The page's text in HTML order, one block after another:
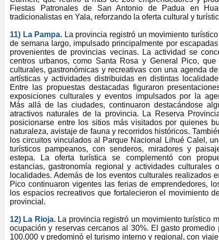
Fiestas Patronales de San Antonio de Padua en
tradicionalistas en Yala, reforzando la oferta cultural y
11) La Pampa. La provincia registró un movimiento
de semana largo, impulsado principalmente por
provenientes de provincias vecinas. La actividad se
centros urbanos, como Santa Rosa y General Pico, que
culturales, gastronómicas y recreativas con una agenda
artísticas y actividades distribuidas en distintas
Entre las propuestas destacadas figuraron
exposiciones culturales y eventos impulsados por la
Más allá de las ciudades, continuaron destacándose
atractivos naturales de la provincia. La Reserva
posicionarse entre los sitios más visitados por quienes
naturaleza, avistaje de fauna y recorridos históricos.
los circuitos vinculados al Parque Nacional Lihué Calel,
turísticos pampeanos, con senderos, miradores y
estepa. La oferta turística se complementó con
estancias, gastronomía regional y actividades culturales
localidades. Además de los eventos culturales realizados
Pico continuaron vigentes las ferias de emprendedores,
los espacios recreativos que fortalecieron el movimiento
provincial.
12) La Rioja. La provincia registró un movimiento turístico
ocupación y reservas cercanos al 30%. El gasto
100.000 y predominó el turismo interno y regional, con